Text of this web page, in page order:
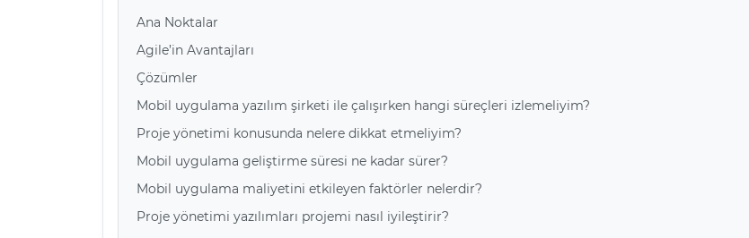
Ana Noktalar
Agile’in Avantajları
Çözümler
Mobil uygulama yazılım şirketi ile çalışırken hangi süreçleri izlemeliyim?
Proje yönetimi konusunda nelere dikkat etmeliyim?
Mobil uygulama geliştirme süresi ne kadar sürer?
Mobil uygulama maliyetini etkileyen faktörler nelerdir?
Proje yönetimi yazılımları projemi nasıl iyileştirir?